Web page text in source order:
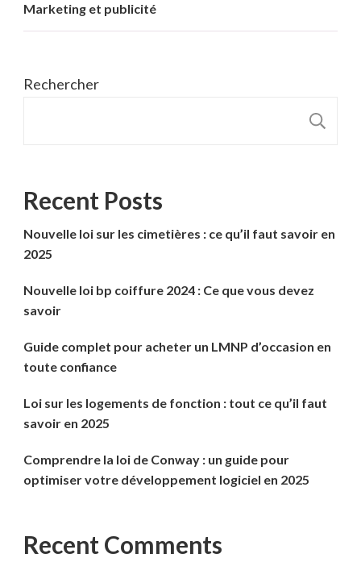
Marketing et publicité
Rechercher
Recent Posts
Nouvelle loi sur les cimetières : ce qu’il faut savoir en
2025
Nouvelle loi bp coiffure 2024 : Ce que vous devez
savoir
Guide complet pour acheter un LMNP d’occasion en
toute confiance
Loi sur les logements de fonction : tout ce qu’il faut
savoir en 2025
Comprendre la loi de Conway : un guide pour
optimiser votre développement logiciel en 2025
Recent Comments